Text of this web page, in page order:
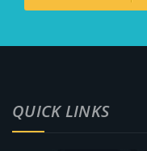
QUICK LINKS